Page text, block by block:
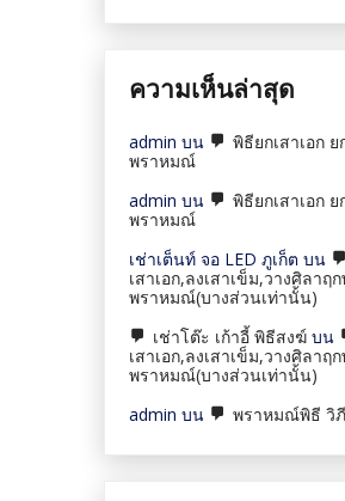
ความเห็นล่าสุด
admin บน
พิธียกเสาเอก
พราหมณ์
admin บน
พิธียกเสาเอก
พราหมณ์
เช่าเต็นท์ จอ LED ภูเก็ต บน
เสาเอก,ลงเสาเข็ม,วางศิลาฤ
พราหมณ์(บางส่วนเท่านั้น)
เช่าโต๊ะ เก้าอี้ พิธีสงฆ์ บน
เสาเอก,ลงเสาเข็ม,วางศิลาฤ
พราหมณ์(บางส่วนเท่านั้น)
admin บน พราหมณ์พิธี วิ